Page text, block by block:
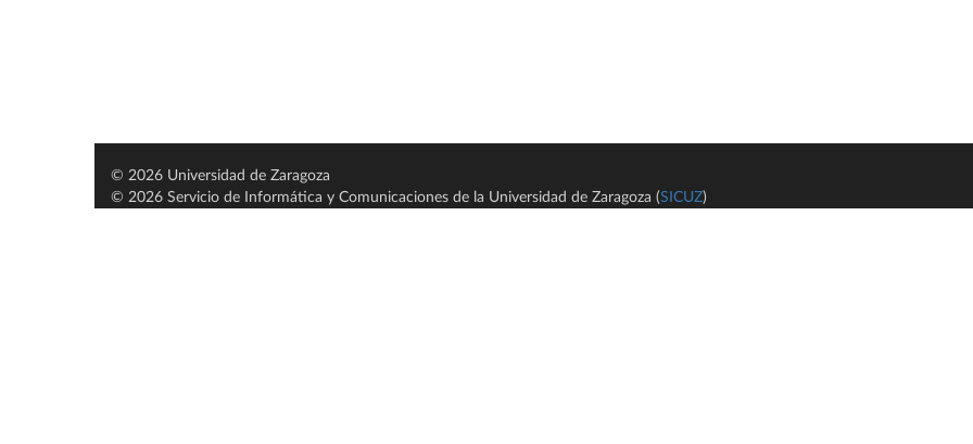
© 2026 Universidad de Zaragoza
© 2026 Servicio de Informática y Comunicaciones de la Universidad de Zaragoza (SICUZ)